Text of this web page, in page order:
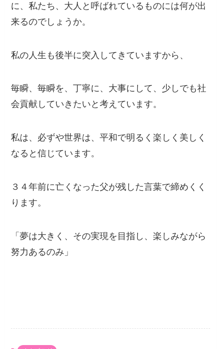
に、私たち、大人と呼ばれているものには何が出
来るのでしょうか。
私の人生も後半に突入してきていますから、
毎瞬、毎瞬を、丁寧に、大事にして、少しでも社
会貢献していきたいと考えています。
私は、必ずや世界は、平和で明るく楽しく美しく
なると信じています。
３４年前に亡くなった父が残した言葉で締めくく
ります。
「夢は大きく、その実現を目指し、楽しみながら
努力あるのみ」